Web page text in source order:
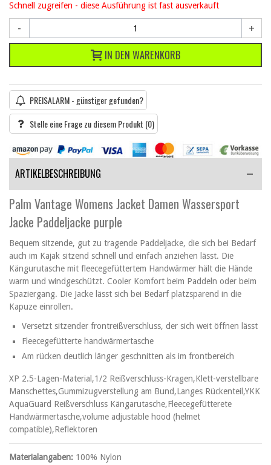
Schnell zugreifen - diese Ausführung ist fast ausverkauft
- +
IN DEN WARENKORB
PREISALARM - günstiger gefunden?
Stelle eine Frage zu diesem Produkt (0)
ARTIKELBESCHREIBUNG
Palm Vantage Womens Jacket Damen Wassersport
Jacke Paddeljacke purple
Bequem sitzende, gut zu tragende Paddeljacke, die sich bei Bedarf
auch im Kajak sitzend schnell und einfach anziehen lässt. Die
Kängurutasche mit fleecegefüttertem Handwärmer hält die Hände
warm und windgeschützt. Cooler Komfort beim Paddeln oder beim
Spaziergang. Die Jacke lässt sich bei Bedarf platzsparend in die
Kapuze einrollen.
Versetzt sitzender frontreißverschluss, der sich weit öffnen lässt
Fleecegefütterte handwärmertasche
Am rücken deutlich länger geschnitten als im frontbereich
XP 2.5-Lagen-Material,1/2 Reißverschluss-Kragen,Klett-verstellbare
Manschettes,Gummizugverstellung am Bund,Langes Rückenteil,YKK
AquaGuard Reißverschluss Kängarutasche,Fleecegefütterete
Handwärmertasche,volume adjustable hood (helmet
compatible),Reflektoren
Materialangaben: 100% Nylon